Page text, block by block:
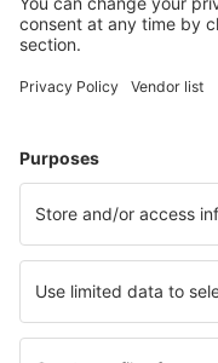
Cele mai căutate
Cazare în Alamein
Cazare în 6th Of October
Cazare în Hurghada
Cazare în Abū Ghuşūn